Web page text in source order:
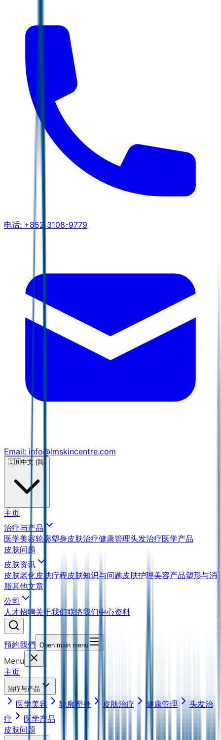
电话: +852 3108-9779
Email: info@lmskincentre.com
🇨🇳中文 (简)
主页
治疗与产品
医学美容轮廓塑身皮肤治疗健康管理头发治疗医学产品
皮肤问题
皮肤资讯
皮肤老化皮肤疗程皮肤知识与问题皮肤护理美容产品塑形与消
脂其他文章
公司
人才招聘关于我们联络我们中心资料
預約我們 Open main menu
Menu
主页
治疗与产品
医学美容 轮廓塑身 皮肤治疗 健康管理
头发治
疗
医学产品
皮肤问题